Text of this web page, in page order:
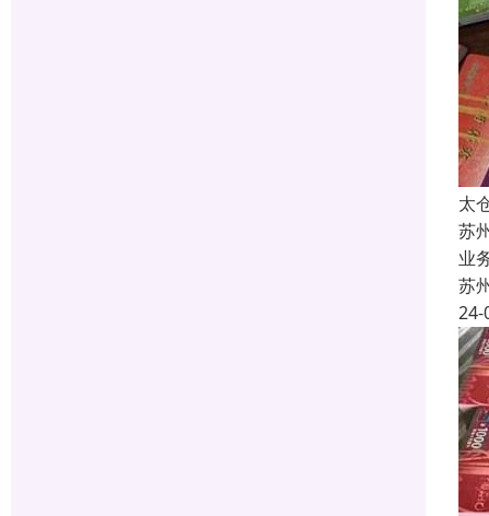
太
苏
业
苏
24-